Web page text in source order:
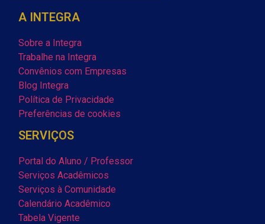
A INTEGRA
Sobre a Integra
Trabalhe na Integra
Convênios com Empresas
Blog Integra
Política de Privacidade
Preferências de cookies
SERVIÇOS
Portal do Aluno / Professor
Serviços Acadêmicos
Serviços à Comunidade
Calendário Acadêmico
Tabela Vigente